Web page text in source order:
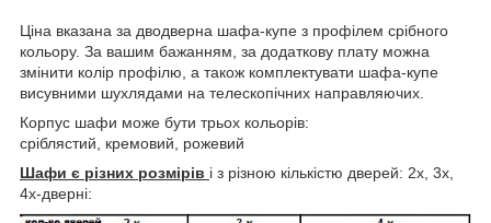
Ціна вказана за дводверна шафа-купе з профілем срібного
кольору. За вашим бажанням, за додаткову плату можна
змінити колір профілю, а також комплектувати шафа-купе
висувними шухлядами на телескопічних направляючих.
Корпус шафи може бути трьох кольорів:
сріблястий, кремовий, рожевий
Шафи є різних розмірів і з різною кількістю дверей: 2х, 3х,
4х-дверні: